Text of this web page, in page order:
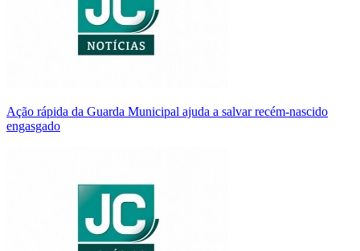
Ação rápida da Guarda Municipal ajuda a salvar recém-nascido
engasgado